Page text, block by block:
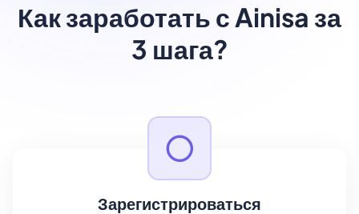
Как заработать с Ainisa за
3 шага?
Зарегистрироваться